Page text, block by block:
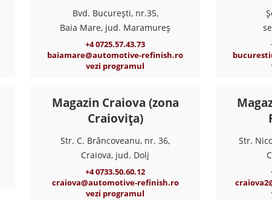
Bvd. București, nr.35,
Baia Mare, jud. Maramureș
+4 0725.57.43.73
baiamare@automotive-refinish.ro
vezi programul
Magazin Craiova (zona
Craiovița)
Str. C. Brâncoveanu, nr. 36,
Craiova, jud. Dolj
+4 0733.50.60.12
craiova@automotive-refinish.ro
vezi programul
Str.